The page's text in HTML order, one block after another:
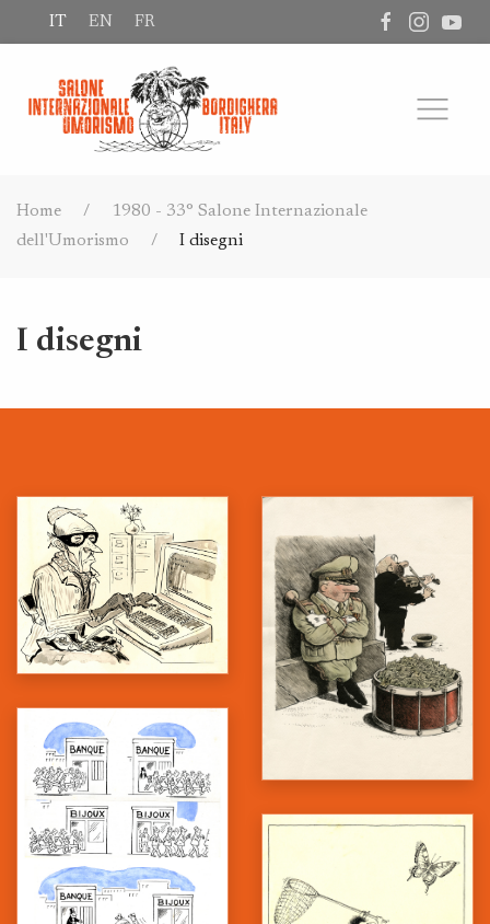
IT EN FR
Home
1980 - 33° Salone Internazionale
dell'Umorismo
I disegni
I disegni